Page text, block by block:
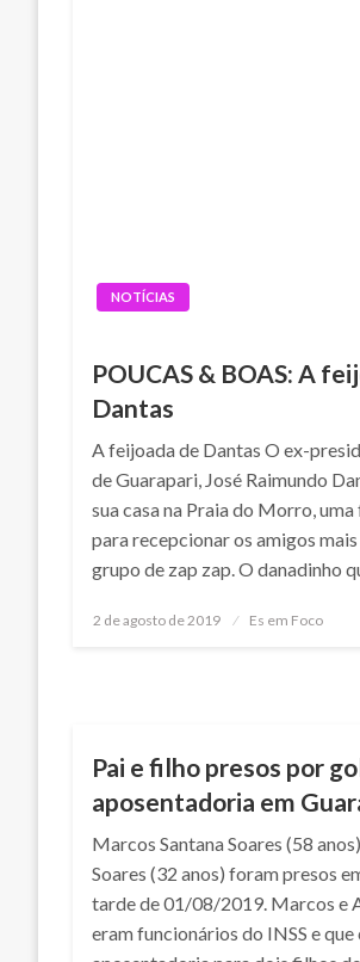
NOTÍCIAS
POUCAS & BOAS: A
Dantas
A feijoada de Dantas O ex-
de Guarapari, José Raimundo
sua casa na Praia do Morro,
para recepcionar os amigos
grupo de zap zap. O danadinho
Posted
2 de agosto de 2019 Es em Foco
Pai e filho presos por
aposentadoria em
Marcos Santana Soares (58
Soares (32 anos) foram presos
tarde de 01/08/2019. Marcos e
eram funcionários do INSS e